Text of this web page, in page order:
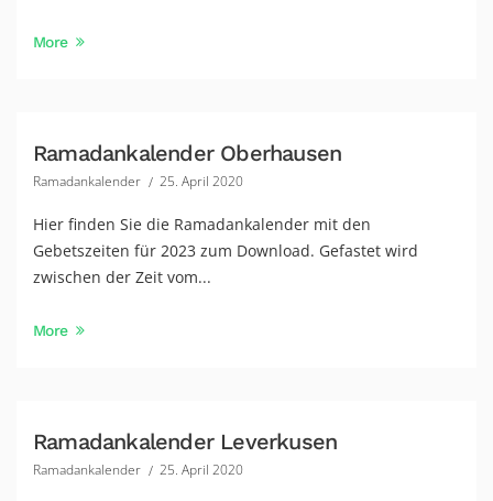
More
Ramadankalender Oberhausen
Ramadankalender 25. April 2020
Hier finden Sie die Ramadankalender mit den
Gebetszeiten für 2023 zum Download. Gefastet wird
zwischen der Zeit vom...
More
Ramadankalender Leverkusen
Ramadankalender 25. April 2020